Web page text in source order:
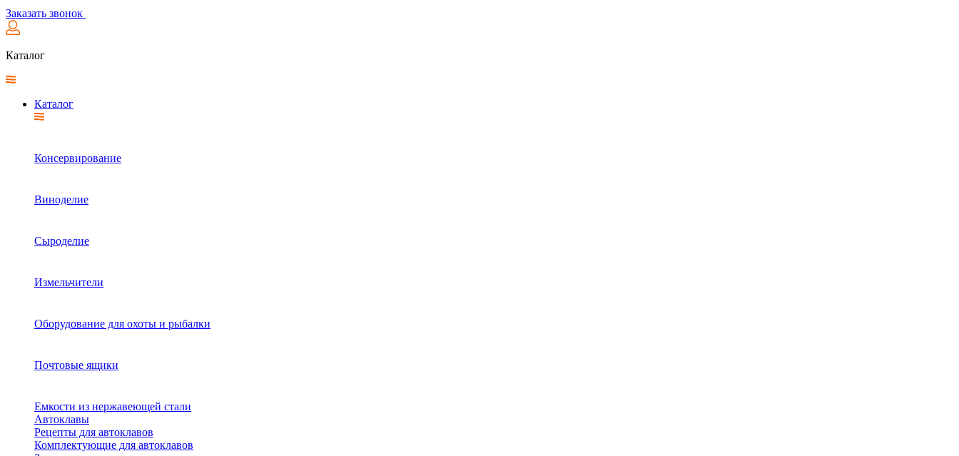
Заказать звонок
Каталог
Каталог
Консервирование
Виноделие
Сыроделие
Измельчители
Оборудование для охоты и рыбалки
Почтовые ящики
Емкости из нержавеющей стали
Автоклавы
Рецепты для автоклавов
Комплектующие для автоклавов